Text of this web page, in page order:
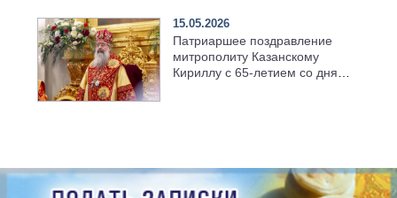
15.05.2026
Патриаршее поздравление
митрополиту Казанскому
Кириллу с 65-летием со дня